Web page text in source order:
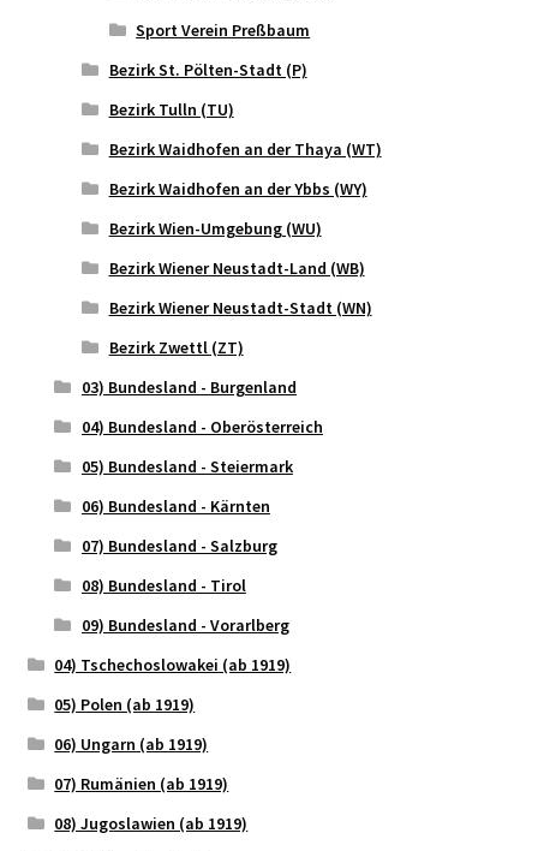
Sport Verein Preßbaum
Bezirk St. Pölten-Stadt (P)
Bezirk Tulln (TU)
Bezirk Waidhofen an der Thaya (WT)
Bezirk Waidhofen an der Ybbs (WY)
Bezirk Wien-Umgebung (WU)
Bezirk Wiener Neustadt-Land (WB)
Bezirk Wiener Neustadt-Stadt (WN)
Bezirk Zwettl (ZT)
03) Bundesland - Burgenland
04) Bundesland - Oberösterreich
05) Bundesland - Steiermark
06) Bundesland - Kärnten
07) Bundesland - Salzburg
08) Bundesland - Tirol
09) Bundesland - Vorarlberg
04) Tschechoslowakei (ab 1919)
05) Polen (ab 1919)
06) Ungarn (ab 1919)
07) Rumänien (ab 1919)
08) Jugoslawien (ab 1919)